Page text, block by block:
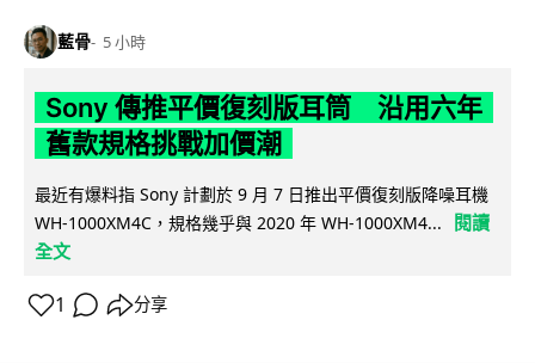
藍骨 5 小時
Sony 傳推平價復刻版耳筒 沿用六年
舊款規格挑戰加價潮
最近有爆料指 Sony 計劃於 9 月 7 日推出平價復刻版降噪耳機
WH-1000XM4C，規格幾乎與 2020 年 WH-1000XM4...
閱讀
全文
1 分享